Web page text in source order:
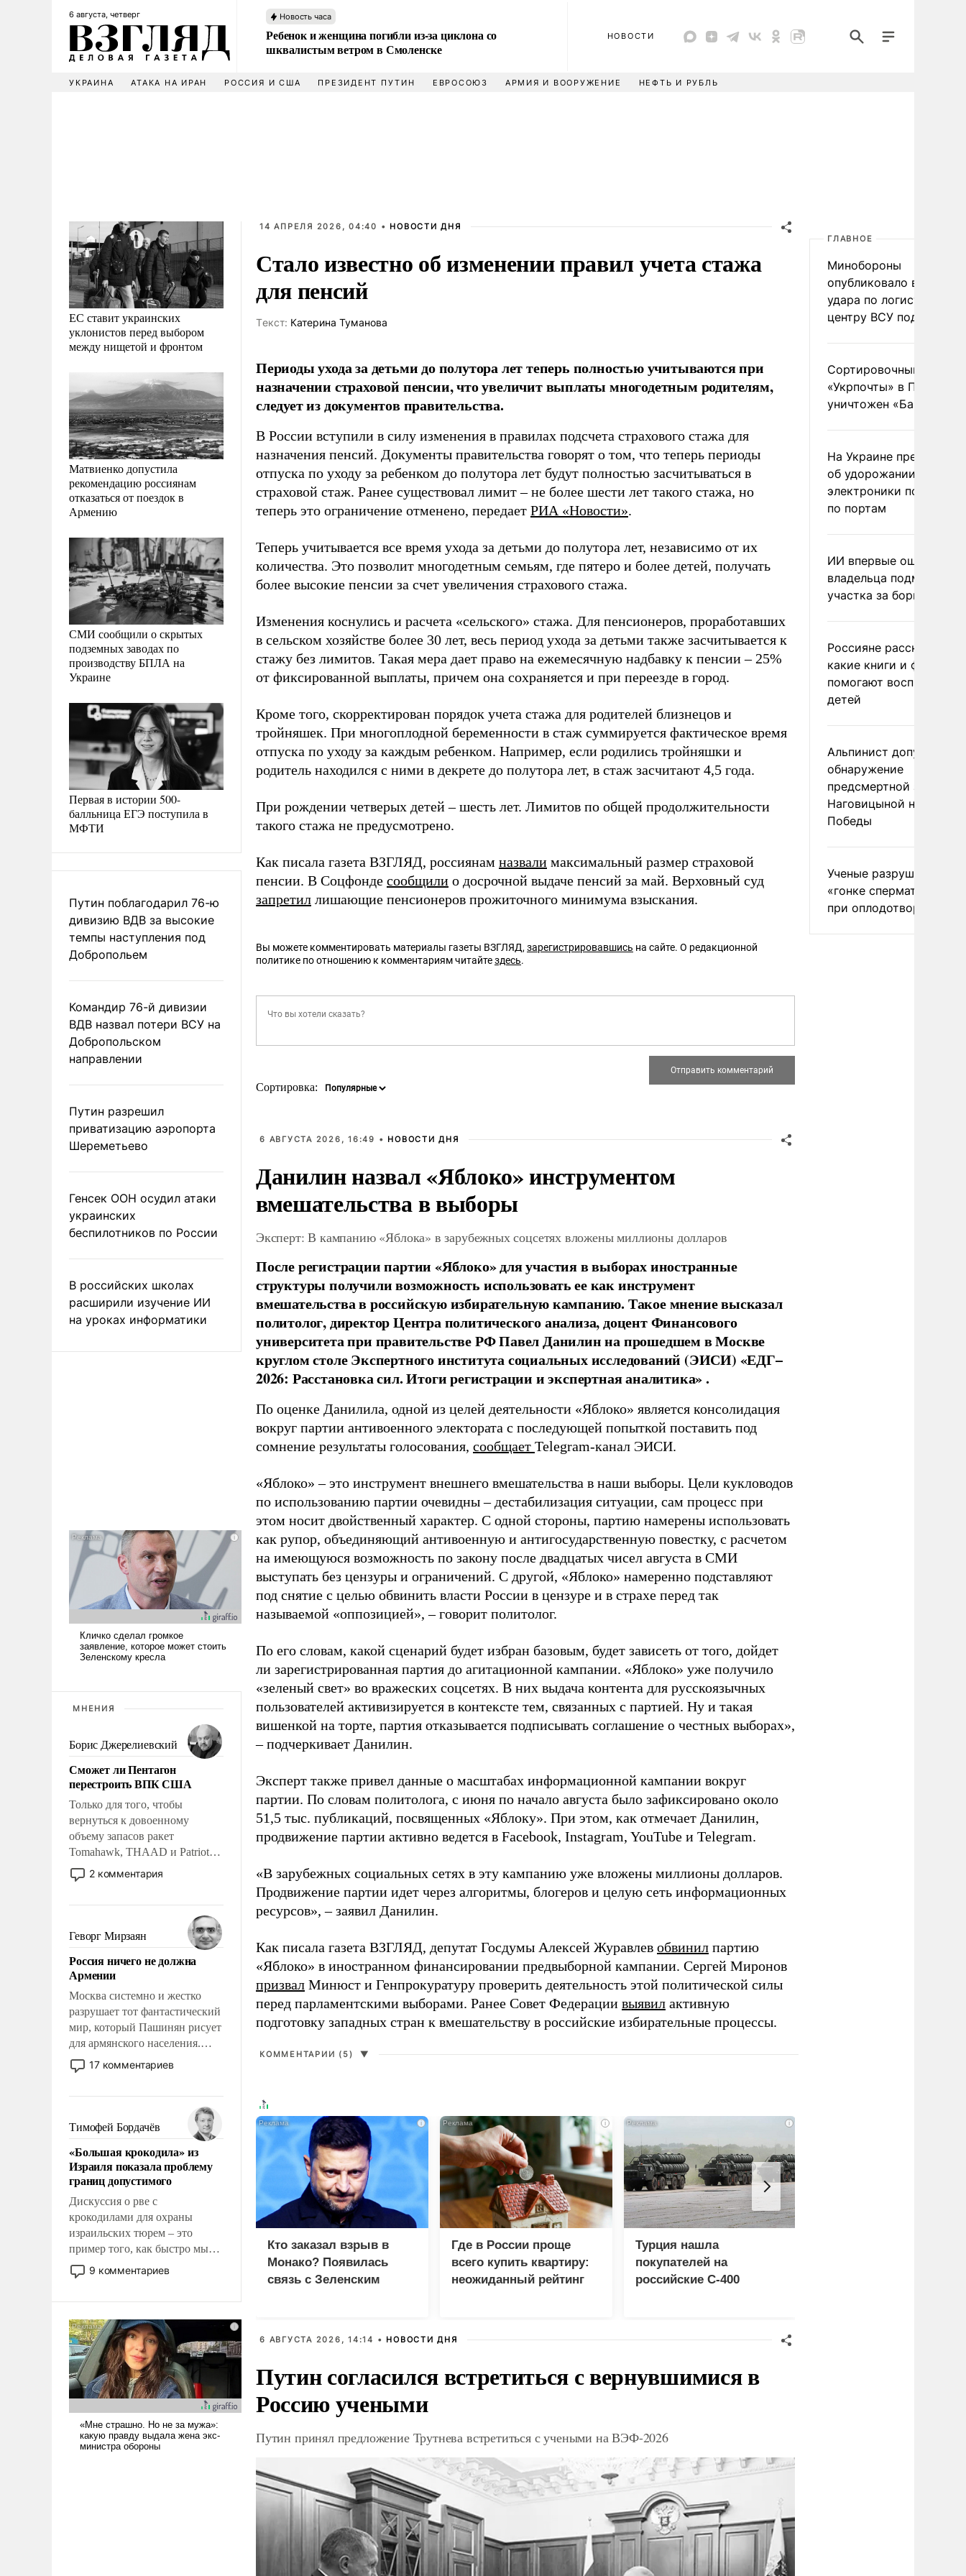
6 августа, четверг Новость часа
Ребенок и женщина погибли из-за циклона со
шквалистым ветром в Смоленске
НОВОСТИ
УКРАИНА АТАКА НА ИРАН РОССИЯ И США ПРЕЗИДЕНТ ПУТИН ЕВРОСОЮЗ АРМИЯ И ВООРУЖЕНИЕ НЕФТЬ И РУБЛЬ
ЕС ставит украинских
уклонистов перед выбором
между нищетой и фронтом
Матвиенко допустила
рекомендацию россиянам
отказаться от поездок в
Армению
СМИ сообщили о скрытых
подземных заводах по
производству БПЛА на
Украине
Первая в истории 500-
балльница ЕГЭ поступила в
МФТИ
Путин поблагодарил 76-ю
дивизию ВДВ за высокие
темпы наступления под
Добропольем
Командир 76-й дивизии
ВДВ назвал потери ВСУ на
Добропольском
направлении
Путин разрешил
приватизацию аэропорта
Шереметьево
Генсек ООН осудил атаки
украинских
беспилотников по России
В российских школах
расширили изучение ИИ
на уроках информатики
МНЕНИЯ
Борис Джерелиевский
Сможет ли Пентагон
перестроить ВПК США
Только для того, чтобы
вернуться к довоенному
объему запасов ракет
Tomahawk, THAAD и Patriot
США потребуется более трех
лет. Даже небольшая война с
Сложившаяся ситуация
означает многолетний период
уязвимости США, например,
перед Китаем.
2 комментария
Геворг Мирзаян
Россия ничего не должна
Армении
Москва системно и жестко
разрушает тот фантастический
мир, который Пашинян рисует
для армянского населения.
Мир, где политические
прожекты будут безусловно
налогоплательщиков и где
Еревану за свои поступки не
нужно отвечать.
17 комментариев
Тимофей Бордачёв
«Большая крокодила» из
Израиля показала проблему
границ допустимого
Дискуссия о рве с
крокодилами для охраны
израильских тюрем – это
пример того, как быстро мы
двигаемся по пути
революционных изменений.
псевдонаучной фантастики,
стало всерьез обсуждаемой
идеей.
9 комментариев
14 АПРЕЛЯ 2026, 04:40 • НОВОСТИ ДНЯ
Стало известно об изменении правил учета стажа
для пенсий
Tекст: Катерина Туманова
Периоды ухода за детьми до полутора лет теперь полностью учитываются при
назначении страховой пенсии, что увеличит выплаты многодетным родителям,
следует из документов правительства.
В России вступили в силу изменения в правилах подсчета страхового стажа для
назначения пенсий. Документы правительства говорят о том, что теперь периоды
отпуска по уходу за ребенком до полутора лет будут полностью засчитываться в
страховой стаж. Ранее существовал лимит – не более шести лет такого стажа, но
теперь это ограничение отменено, передает РИА «Новости».
Теперь учитывается все время ухода за детьми до полутора лет, независимо от их
количества. Это позволит многодетным семьям, где пятеро и более детей, получать
более высокие пенсии за счет увеличения страхового стажа.
Изменения коснулись и расчета «сельского» стажа. Для пенсионеров, проработавших
в сельском хозяйстве более 30 лет, весь период ухода за детьми также засчитывается к
стажу без лимитов. Такая мера дает право на ежемесячную надбавку к пенсии – 25%
от фиксированной выплаты, причем она сохраняется и при переезде в город.
Кроме того, скорректирован порядок учета стажа для родителей близнецов и
тройняшек. При многоплодной беременности в стаж суммируется фактическое время
отпуска по уходу за каждым ребенком. Например, если родились тройняшки и
родитель находился с ними в декрете до полутора лет, в стаж засчитают 4,5 года.
При рождении четверых детей – шесть лет. Лимитов по общей продолжительности
такого стажа не предусмотрено.
Как писала газета ВЗГЛЯД, россиянам назвали максимальный размер страховой
пенсии. В Соцфонде сообщили о досрочной выдаче пенсий за май. Верховный суд
запретил лишающие пенсионеров прожиточного минимума взыскания.
Вы можете комментировать материалы газеты ВЗГЛЯД, зарегистрировавшись на сайте. О редакционной
политике по отношению к комментариям читайтездесь.
Сортировка:
6 АВГУСТА 2026, 16:49 • НОВОСТИ ДНЯ
Данилин назвал «Яблоко» инструментом
вмешательства в выборы
Эксперт: В кампанию «Яблока» в зарубежных соцсетях вложены миллионы долларов
После регистрации партии «Яблоко» для участия в выборах иностранные
структуры получили возможность использовать ее как инструмент
вмешательства в российскую избирательную кампанию. Такое мнение высказал
политолог, директор Центра политического анализа, доцент Финансового
университета при правительстве РФ Павел Данилин на прошедшем в Москве
круглом столе Экспертного института социальных исследований (ЭИСИ) «ЕДГ–
2026: Расстановка сил. Итоги регистрации и экспертная аналитика» .
По оценке Данилила, одной из целей деятельности «Яблоко» является консолидация
вокруг партии антивоенного электората с последующей попыткой поставить под
сомнение результаты голосования, сообщает Telegram-канал ЭИСИ.
«Яблоко» – это инструмент внешнего вмешательства в наши выборы. Цели кукловодов
по использованию партии очевидны – дестабилизация ситуации, сам процесс при
этом носит двойственный характер. С одной стороны, партию намерены использовать
как рупор, объединяющий антивоенную и антигосударственную повестку, с расчетом
на имеющуюся возможность по закону после двадцатых чисел августа в СМИ
выступать без цензуры и ограничений. С другой, «Яблоко» намеренно подставляют
под снятие с целью обвинить власти России в цензуре и в страхе перед так
называемой «оппозицией», – говорит политолог.
По его словам, какой сценарий будет избран базовым, будет зависеть от того, дойдет
ли зарегистрированная партия до агитационной кампании. «Яблоко» уже получило
«зеленый свет» во вражеских соцсетях. В них выдача контента для русскоязычных
пользователей активизируется в контексте тем, связанных с партией. Ну и такая
вишенкой на торте, партия отказывается подписывать соглашение о честных выборах»,
– подчеркивает Данилин.
Эксперт также привел данные о масштабах информационной кампании вокруг
партии. По словам политолога, с июня по начало августа было зафиксировано около
51,5 тыс. публикаций, посвященных «Яблоку». При этом, как отмечает Данилин,
продвижение партии активно ведется в Facebook, Instagram, YouTube и Telegram.
«В зарубежных социальных сетях в эту кампанию уже вложены миллионы долларов.
Продвижение партии идет через алгоритмы, блогеров и целую сеть информационных
ресурсов», – заявил Данилин.
Как писала газета ВЗГЛЯД, депутат Госдумы Алексей Журавлев обвинил партию
«Яблоко» в иностранном финансировании предвыборной кампании. Сергей Миронов
призвал Минюст и Генпрокуратуру проверить деятельность этой политической силы
перед парламентскими выборами. Ранее Совет Федерации выявил активную
подготовку западных стран к вмешательству в российские избирательные процессы.
КОММЕНТАРИИ (5) ▼
i
Кто заказал взрыв в
Монако? Появилась
связь с Зеленским
i
Где в России проще
всего купить квартиру:
неожиданный рейтинг
i
Турция нашла
покупателей на
российские C-400
6 АВГУСТА 2026, 14:14 • НОВОСТИ ДНЯ
Путин согласился встретиться с вернувшимися в
Россию учеными
Путин принял предложение Трутнева встретиться с учеными на ВЭФ-2026
ГЛАВНОЕ
Минобороны
опубликовало видео
удара по
центру ВСУ под Киевом
Сортировочный пункт
«Укрпочты» в
уничтожен
На Украине
об удорожании
электроники после
по портам
ИИ впервые
владельца
участка за борщевик
Россияне рассказали,
какие книги и фильмы
помогают воспитывать
детей
Альпинист допустил
обнаружение
предсмертной записки
Наговицыной на пике
Победы
Ученые разрушили миф
«гонке
при оплодотворении